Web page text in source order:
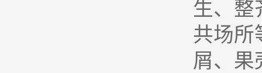
生、整
共场所
屑、果